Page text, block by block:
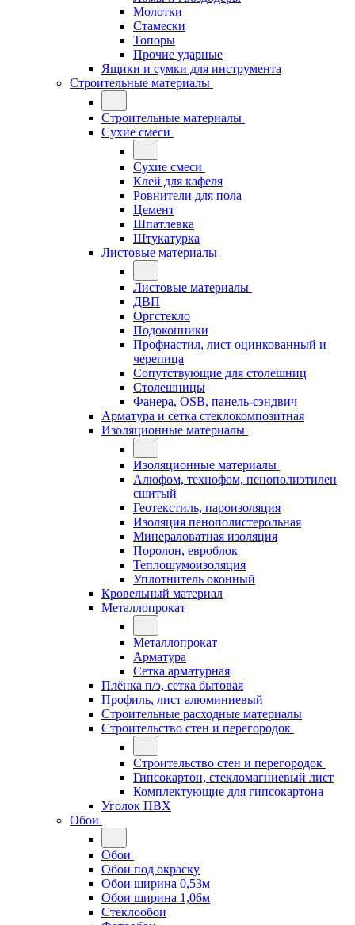
Молотки
Стамески
Топоры
Прочие ударные
Ящики и сумки для инструмента
Строительные материалы
Строительные материалы
Сухие смеси
Сухие смеси
Клей для кафеля
Ровнители для пола
Цемент
Шпатлевка
Штукатурка
Листовые материалы
Листовые материалы
ДВП
Оргстекло
Подоконники
Профнастил, лист оцинкованный и
черепица
Сопутствующие для столешниц
Столешницы
Фанера, OSB, панель-сэндвич
Арматура и сетка стеклокомпозитная
Изоляционные материалы
Изоляционные материалы
Алюфом, технофом, пенополиэтилен
сшитый
Геотекстиль, пароизоляция
Изоляция пенополистерольная
Минераловатная изоляция
Поролон, евроблок
Теплошумоизоляция
Уплотнитель оконный
Кровельный материал
Металлопрокат
Металлопрокат
Арматура
Сетка арматурная
Плёнка п/э, сетка бытовая
Профиль, лист алюминиевый
Строительные расходные материалы
Строительство стен и перегородок
Строительство стен и перегородок
Гипсокартон, стекломагниевый лист
Комплектующие для гипсокартона
Уголок ПВХ
Обои
Обои
Обои под окраску
Обои ширина 0,53м
Обои ширина 1,06м
Стеклообои